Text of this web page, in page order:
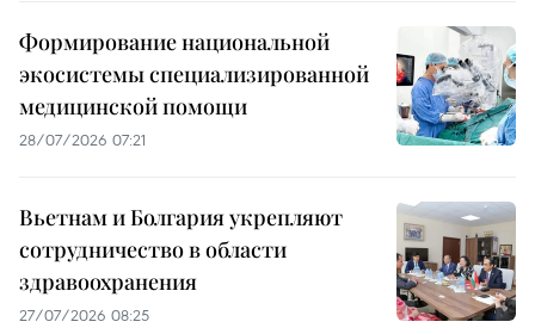
Формирование национальной
экосистемы специализированной
медицинской помощи
28/07/2026 07:21
Вьетнам и Болгария укрепляют
сотрудничество в области
здравоохранения
27/07/2026 08:25